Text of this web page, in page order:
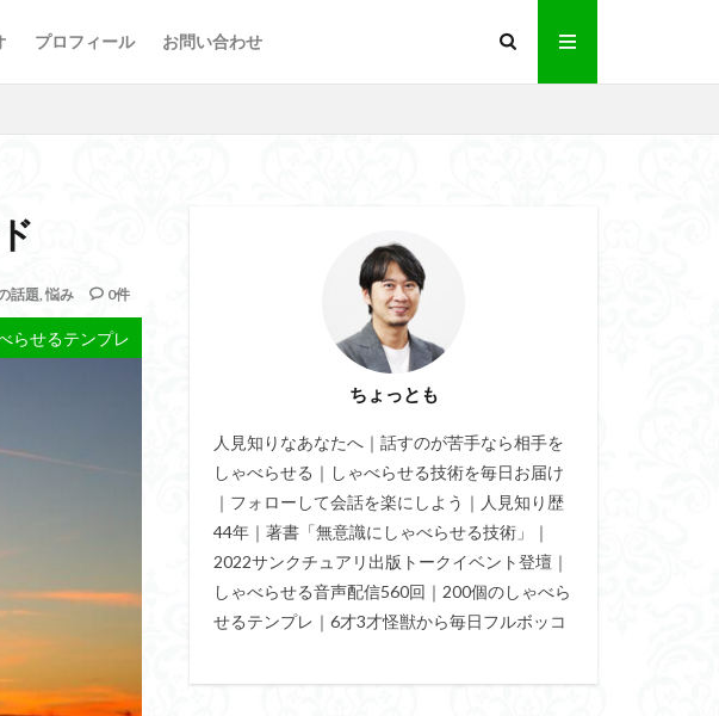
プロフィール お問い合わせ
話題,悩み 0件
らせるテンプレ
ちょっとも
人見知りなあなたへ｜話すのが苦手なら相手を
しゃべらせる｜しゃべらせる技術を毎日お届け
｜フォローして会話を楽にしよう｜人見知り歴
44年｜著書「無意識にしゃべらせる技術」｜
2022サンクチュアリ出版トークイベント登壇｜
しゃべらせる音声配信560回｜200個のしゃべら
せるテンプレ｜6才3才怪獣から毎日フルボッコ
み 強み 好意の返報性
初対面
盲点
おもしろ緩急話法
パイセン質問法
しゃべらせる研究室
しゃべらせる技術
会話の悩み